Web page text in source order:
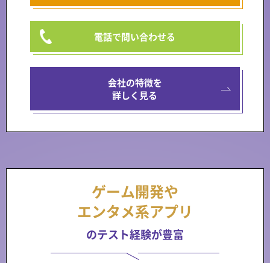
電話で問い合わせる
会社の特徴を
詳しく見る
ゲーム開発や
エンタメ系アプリ
のテスト経験が豊富